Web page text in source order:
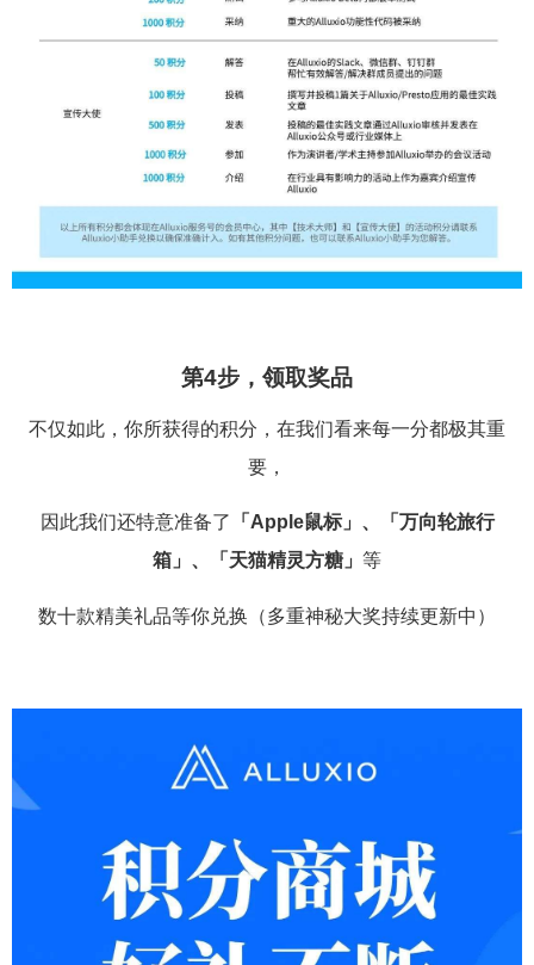
第4步，领取奖品
不仅如此，你所获得的积分，在我们看来每一分都极其重
要，
因此我们还特意准备了 「Apple鼠标」、「万向轮旅行
箱」、「天猫精灵方糖」 等
数十款精美礼品等你兑换（多重神秘大奖持续更新中）